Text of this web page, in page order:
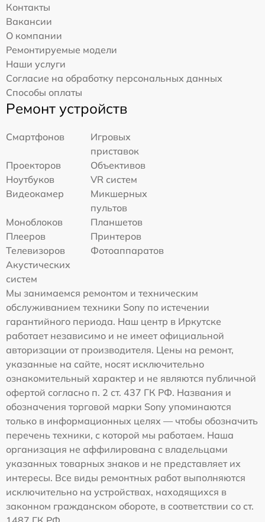
Контакты
Вакансии
О компании
Ремонтируемые модели
Наши услуги
Согласие на обработку персональных данных
Способы оплаты
Ремонт устройств
Смартфонов
Игровых
приставок
Проекторов
Объективов
Ноутбуков
VR систем
Видеокамер
Микшерных
пультов
Моноблоков
Планшетов
Плееров
Принтеров
Телевизоров
Фотоаппаратов
Акустических
систем
Мы занимаемся ремонтом и техническим
обслуживанием техники Sony по истечении
гарантийного периода. Наш центр в Иркутске
работает независимо и не имеет официальной
авторизации от производителя. Цены на ремонт,
указанные на сайте, носят исключительно
ознакомительный характер и не являются публичной
офертой согласно п. 2 ст. 437 ГК РФ. Названия и
обозначения торговой марки Sony упоминаются
только в информационных целях — чтобы обозначить
перечень техники, с которой мы работаем. Наша
организация не аффилирована с владельцами
указанных товарных знаков и не представляет их
интересы. Все виды ремонтных работ выполняются
исключительно на устройствах, находящихся в
законном гражданском обороте, в соответствии со ст.